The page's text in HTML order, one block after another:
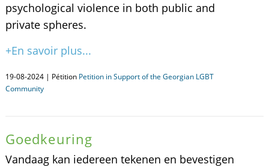
psychological violence in both public and
private spheres.
+En savoir plus...
19-08-2024 | Pétition Petition in Support of the Georgian LGBT
Community
Goedkeuring
Vandaag kan iedereen tekenen en bevestigen